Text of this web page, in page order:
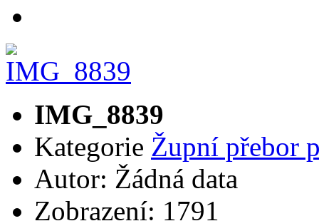
IMG_8839
Kategorie Župní přebor
Autor: Žádná data
Zobrazení: 1791